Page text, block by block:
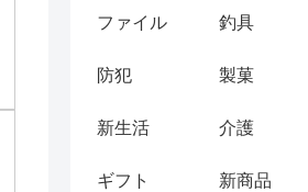
ファイル 釣具
防犯 製菓
新生活 介護
ギフト 新商品